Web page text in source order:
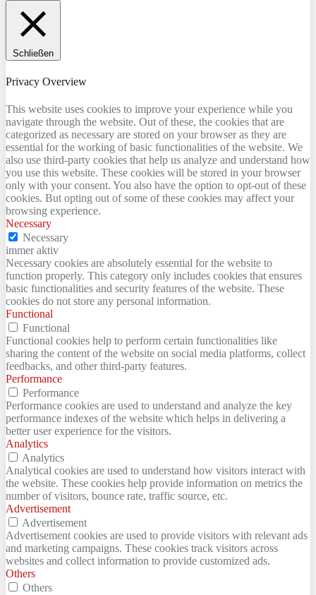
Schließen
Privacy Overview
This website uses cookies to improve your experience while you
navigate through the website. Out of these, the cookies that are
categorized as necessary are stored on your browser as they are
essential for the working of basic functionalities of the website. We
also use third-party cookies that help us analyze and understand how
you use this website. These cookies will be stored in your browser
only with your consent. You also have the option to opt-out of these
cookies. But opting out of some of these cookies may affect your
browsing experience.
Necessary
Necessary
immer aktiv
Necessary cookies are absolutely essential for the website to
function properly. This category only includes cookies that ensures
basic functionalities and security features of the website. These
cookies do not store any personal information.
Functional
Functional
Functional cookies help to perform certain functionalities like
sharing the content of the website on social media platforms, collect
feedbacks, and other third-party features.
Performance
Performance
Performance cookies are used to understand and analyze the key
performance indexes of the website which helps in delivering a
better user experience for the visitors.
Analytics
Analytics
Analytical cookies are used to understand how visitors interact with
the website. These cookies help provide information on metrics the
number of visitors, bounce rate, traffic source, etc.
Advertisement
Advertisement
Advertisement cookies are used to provide visitors with relevant ads
and marketing campaigns. These cookies track visitors across
websites and collect information to provide customized ads.
Others
Others